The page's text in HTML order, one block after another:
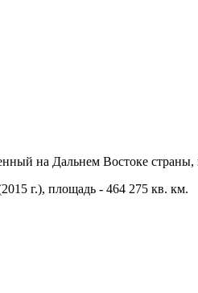
на Дальнем Востоке
г.), площадь - 464 275 кв. км.